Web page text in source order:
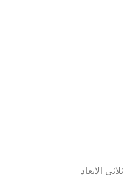
الابعاد